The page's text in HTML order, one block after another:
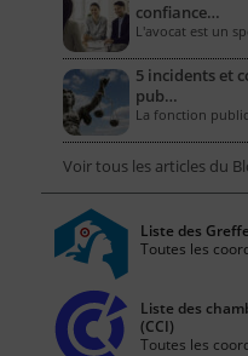
confiance…
L'avocat est un
5 incidents et
pub…
La fonction
Voir tous les articles du
Liste des
Toutes les
Liste des
(CCI)
Toutes les